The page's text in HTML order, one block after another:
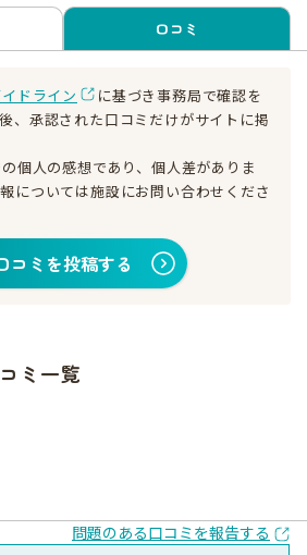
口コミ
ドライン
に基づき事務局で確認を
、承認された口コミだけがサイトに掲
個人の感想であり、個人差がありま
については施設にお問い合わせくださ
コミを投稿する
ミ一覧
問題のある口コミを報告する